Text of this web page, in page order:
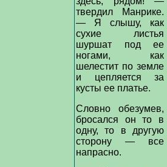
твердил Манрике.
— Я слышу, как
сухие листья
шуршат под ее
ногами, как
шелестит по земле
и цепляется за
кусты ее платье.
Словно обезумев,
бросался он то в
одну, то в другую
сторону — все
напрасно.